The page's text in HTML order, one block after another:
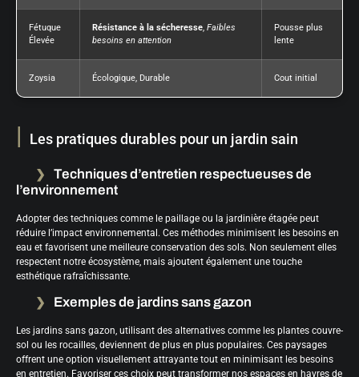
Fétuque
Élevée
Résistance à la sécheresse, Faibles
besoins en attention
Pousse plus
lente
Zoysia Écologique, Durable Cout initial
Les pratiques durables pour un jardin sain
Techniques d’entretien respectueuses de
l’environnement
Adopter des techniques comme le paillage ou la jardinière étagée peut
réduire l’impact environnemental. Ces méthodes minimisent les besoins en
eau et favorisent une meilleure conservation des sols. Non seulement elles
respectent notre écosystème, mais ajoutent également une touche
esthétique rafraîchissante.
Exemples de jardins sans gazon
Les jardins sans gazon, utilisant des alternatives comme les plantes couvre-
sol ou les rocailles, deviennent de plus en plus populaires. Ces paysages
offrent une option visuellement attrayante tout en minimisant les besoins
en entretien. Favoriser ces choix peut transformer nos espaces en havres de